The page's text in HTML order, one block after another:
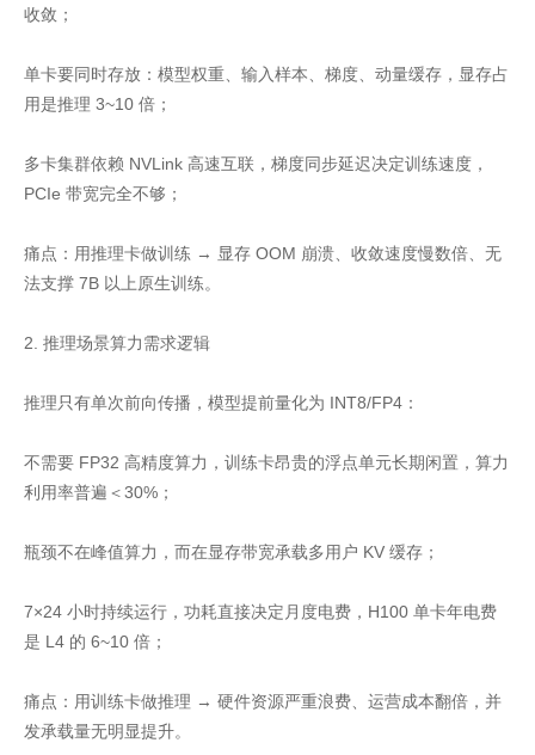
收敛；
单卡要同时存放：模型权重、输入样本、梯度、动量缓存，显存占
用是推理 3~10 倍；
多卡集群依赖 NVLink 高速互联，梯度同步延迟决定训练速度，
PCIe 带宽完全不够；
痛点：用推理卡做训练 → 显存 OOM 崩溃、收敛速度慢数倍、无
法支撑 7B 以上原生训练。
2. 推理场景算力需求逻辑
推理只有单次前向传播，模型提前量化为 INT8/FP4：
不需要 FP32 高精度算力，训练卡昂贵的浮点单元长期闲置，算力
利用率普遍＜30%；
瓶颈不在峰值算力，而在显存带宽承载多用户 KV 缓存；
7×24 小时持续运行，功耗直接决定月度电费，H100 单卡年电费
是 L4 的 6~10 倍；
痛点：用训练卡做推理 → 硬件资源严重浪费、运营成本翻倍，并
发承载量无明显提升。